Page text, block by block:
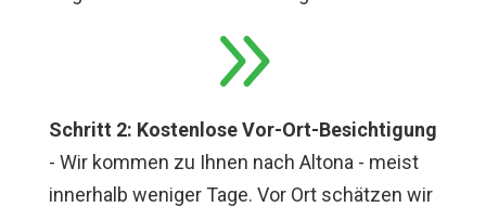
9
Schritt 2: Kostenlose Vor-Ort-Besichtigung
- Wir kommen zu Ihnen nach Altona - meist
innerhalb weniger Tage. Vor Ort schätzen wir